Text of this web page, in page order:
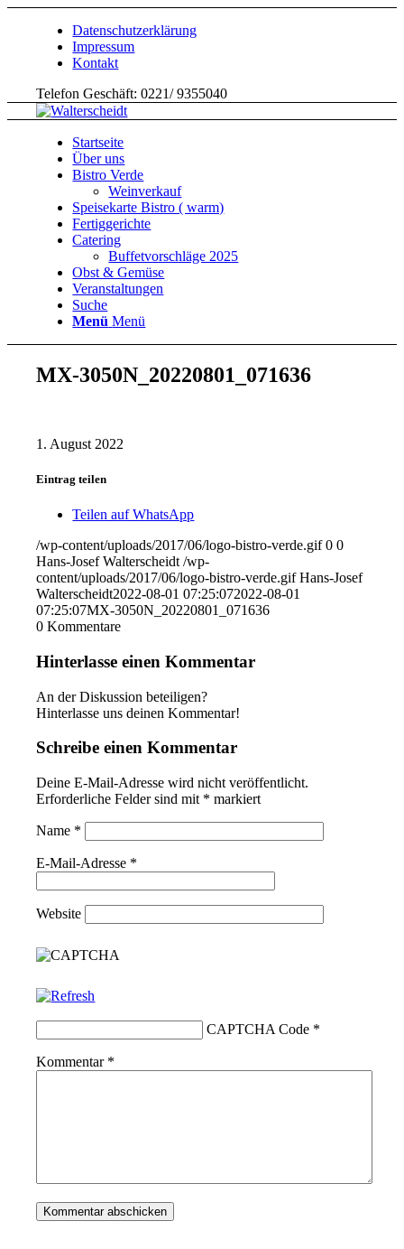
Datenschutzerklärung
Impressum
Kontakt
Telefon Geschäft: 0221/ 9355040
Startseite
Über uns
Bistro Verde
Weinverkauf
Speisekarte Bistro ( warm)
Fertiggerichte
Catering
Buffetvorschläge 2025
Obst & Gemüse
Veranstaltungen
Suche
Menü Menü
MX-3050N_20220801_071636
1. August 2022
Eintrag teilen
Teilen auf WhatsApp
/wp-content/uploads/2017/06/logo-bistro-verde.gif 0 0
Hans-Josef Walterscheidt /wp-
content/uploads/2017/06/logo-bistro-verde.gif Hans-Josef
Walterscheidt2022-08-01 07:25:072022-08-01
07:25:07MX-3050N_20220801_071636
0 Kommentare
Hinterlasse einen Kommentar
An der Diskussion beteiligen?
Hinterlasse uns deinen Kommentar!
Schreibe einen Kommentar
Deine E-Mail-Adresse wird nicht veröffentlicht.
Erforderliche Felder sind mit * markiert
Name *
E-Mail-Adresse *
Website
CAPTCHA Code *
Kommentar *